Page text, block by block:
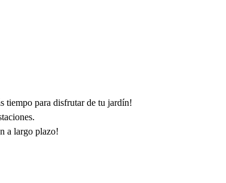
tiempo para disfrutar de tu jardín!
a largo plazo!